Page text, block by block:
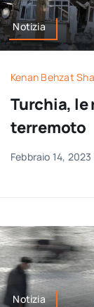
Notizia
Kenan Behzat
Turchia,
terremoto
Febbraio 14, 2023
Notizia